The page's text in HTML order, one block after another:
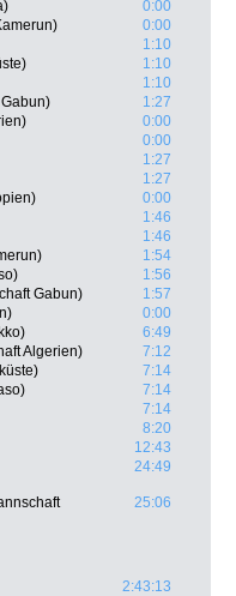
0:00
0:00
1:10
1:10
1:10
1:27
0:00
0:00
1:27
1:27
0:00
1:46
1:46
1:54
1:56
Gabun)
1:57
0:00
6:49
Algerien)
7:12
7:14
7:14
7:14
8:20
12:43
24:49
25:06
2:43:13